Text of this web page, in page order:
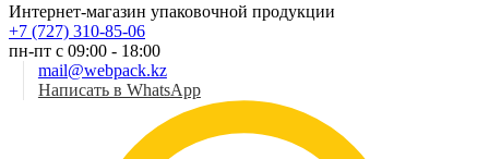
Интернет-магазин упаковочной продукции
+7 (727) 310-85-06
пн-пт с 09:00 - 18:00
mail@webpack.kz
Написать в WhatsApp